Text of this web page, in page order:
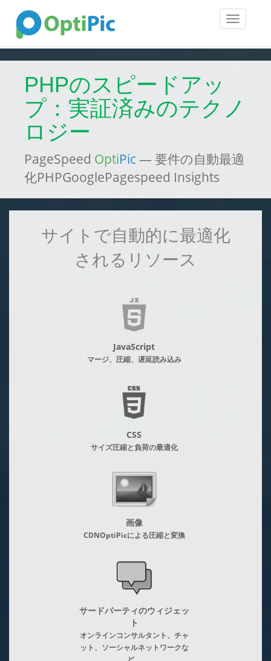
Toggle
PHPのスピードアッ
プ：実証済みのテクノ
ロジー
PageSpeed OptiPic — 要件の自動最適
化PHPGooglePagespeed Insights
サイトで自動的に最適化
されるリソース
JavaScript
マージ、圧縮、遅延読み込み
CSS
サイズ圧縮と負荷の最適化
画像
CDNOptiPicによる圧縮と変換
サードパーティのウィジェッ
ト
オンラインコンサルタント、チャ
ット、ソーシャルネットワークな